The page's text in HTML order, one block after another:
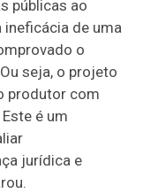
públicas ao
ineficácia de uma
o
seja, o projeto
produtor com
é um
jurídica e